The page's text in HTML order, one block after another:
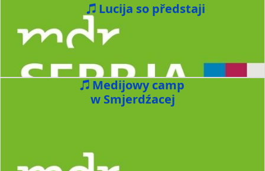
Lucija so předstaji
Medijowy camp
w Smjerdźacej